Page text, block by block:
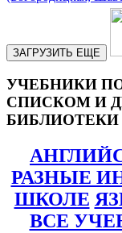
ЗАГРУЗИТЬ ЕЩЕ
УЧЕБНИКИ
СПИСКОМ И
БИБЛИОТЕКИ
РАЗНЫЕ
ШКОЛЕ
ВСЕ